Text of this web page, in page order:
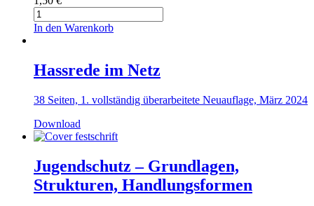
Computer-
Spiele
Familie.
Leichte
Menge
In den Warenkorb
Hassrede im Netz
38 Seiten, 1. vollständig überarbeitete Neuauflage, März 2024
Download
Jugendschutz – Grundlagen,
Strukturen, Handlungsformen